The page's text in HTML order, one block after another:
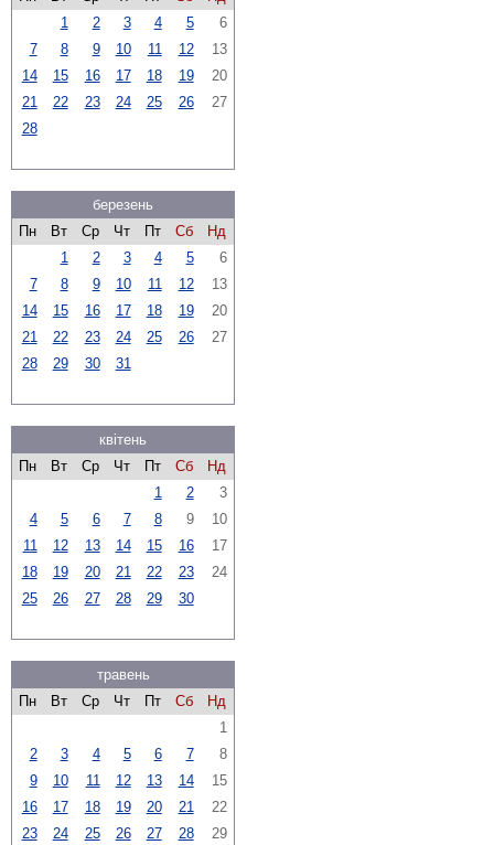
1
2 3 4 5
6
7
8 9 10 11 12
13
14
15 16 17 18 19
20
21
22 23 24 25 26
27
28
березень
Пн
Вт Ср Чт Пт Сб
Нд
1
2 3 4 5
6
7
8 9 10 11 12
13
14
15 16 17 18 19
20
21
22 23 24 25 26
27
28
29 30 31
квітень
Пн
Вт Ср Чт Пт Сб
Нд
1
2
3
4
5 6 7 8 9
10
11
12 13 14 15 16
17
18
19 20 21 22 23
24
25
26 27 28 29 30
травень
Пн
Вт Ср Чт Пт Сб
Нд
1
2
3 4 5 6 7
8
9
10 11 12 13 14
15
16
17 18 19 20 21
22
23
24 25 26 27 28
29